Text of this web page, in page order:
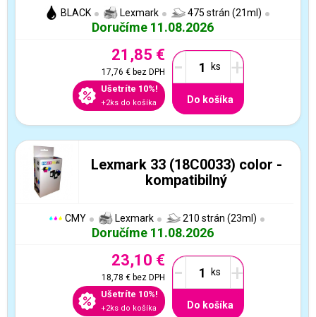
BLACK Lexmark 475 strán (21ml)
Doručíme 11.08.2026
21,85 €
17,76 €bez DPH
Ušetríte 10%!
+2ks do košíka
- +
Do košíka
Lexmark 33 (18C0033) color -
kompatibilný
CMY Lexmark 210 strán (23ml)
Doručíme 11.08.2026
23,10 €
18,78 €bez DPH
Ušetríte 10%!
+2ks do košíka
- +
Do košíka